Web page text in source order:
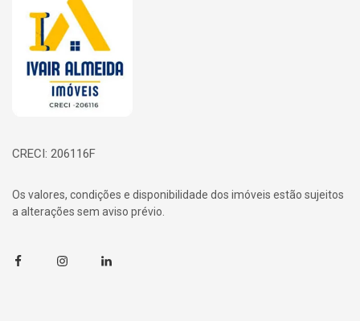
CRECI: 206116F
Os valores, condições e disponibilidade dos imóveis estão sujeitos
a alterações sem aviso prévio.
FacebookInstagramLinkedin